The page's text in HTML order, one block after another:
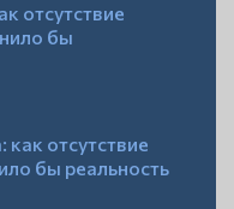
отсутствие
бы
отсутствие
бы реальность